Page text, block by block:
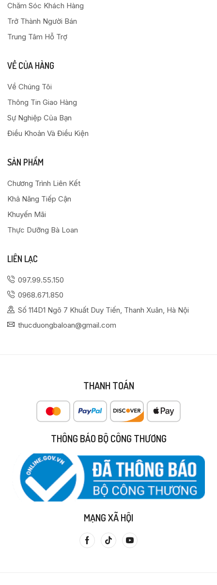
Chăm Sóc Khách Hàng
Trở Thành Người Bán
Trung Tâm Hỗ Trợ
VỀ CỦA HÀNG
Về Chúng Tôi
Thông Tin Giao Hàng
Sự Nghiệp Của Bạn
Điều Khoản Và Điều Kiện
SẢN PHẨM
Chương Trình Liên Kết
Khả Năng Tiếp Cận
Khuyến Mãi
Thực Dưỡng Bà Loan
LIÊN LẠC
097.99.55.150
0968.671.850
Số 114D1 Ngõ 7 Khuất Duy Tiến, Thanh Xuân, Hà Nội
thucduongbaloan@gmail.com
THANH TOÁN
THÔNG BÁO BỘ CÔNG THƯƠNG
MẠNG XÃ HỘI